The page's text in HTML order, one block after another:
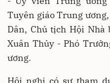
Tuyên giáo Trung
Dân, Chủ tịch Hội Nhà
Xuân Thủy - Phó
ương.
Hội nghị có sự tham